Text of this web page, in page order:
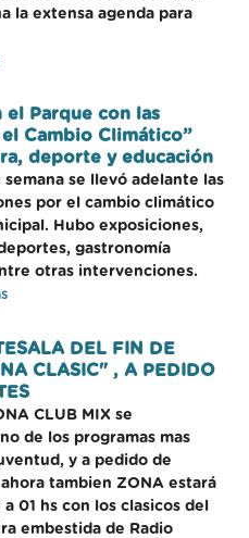
la extensa agenda para
el Parque con las
Cambio Climático”
deporte y educación
se llevó adelante las
por el cambio climático
Hubo exposiciones,
gastronomía
otras intervenciones.
DEL FIN DE
CLASIC" , A PEDIDO
CLUB MIX se
de los programas mas
y a pedido de
tambien ZONA estará
01 hs con los clasicos del
embestida de Radio